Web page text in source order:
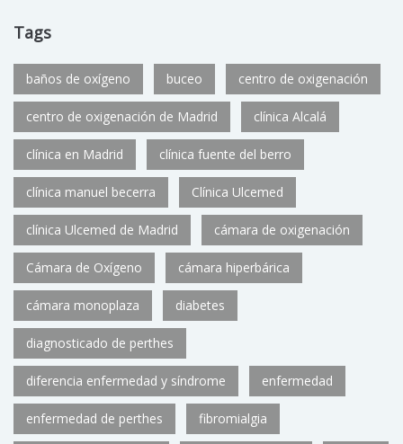
Tags
baños de oxígeno buceo centro de oxigenación
centro de oxigenación de Madrid clínica Alcalá
clínica en Madrid clínica fuente del berro
clínica manuel becerra Clínica Ulcemed
clínica Ulcemed de Madrid cámara de oxigenación
Cámara de Oxígeno cámara hiperbárica
cámara monoplaza diabetes
diagnosticado de perthes
diferencia enfermedad y síndrome enfermedad
enfermedad de perthes fibromialgia